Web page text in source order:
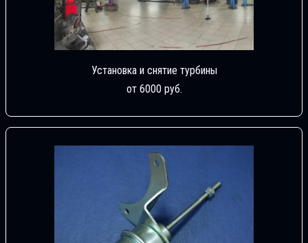
Установка и снятие турбины
от 6000 руб.